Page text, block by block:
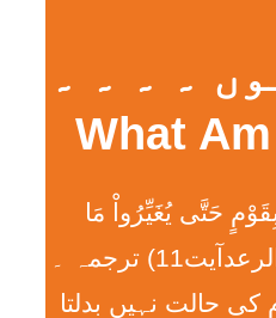
۔ ۔ ۔ ۔
بِقَوْمٍ حَتَّی يُغَيِّرُواْ مَا
بِأَنْفُسِہِمْ (سورت13الرعدآیت11) ترجمہ ۔
کی حالت نہیں بدلتا